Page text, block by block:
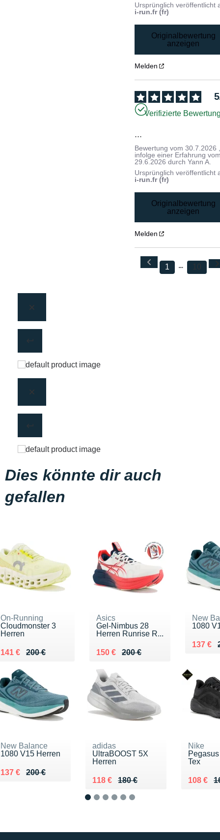
Ursprünglich veröffentlicht
i-run.fr (fr)
Originalbewertung
anzeigen
Melden
5
Verifizierte
...
Bewertung vom30.7.2026
infolge einer Erfahrung
29.6.2026 durchYann A.
Ursprünglich veröffentlicht
i-run.fr (fr)
Originalbewertung
anzeigen
Melden
1 10
Dies könnte dir auch
gefallen
On-Running
Cloudmonster 3
Herren
200 €
Au lieu de 200 €
141 €
Vendu 141 €
Asics
Gel-Nimbus 28
Herren Runrise R...
200 €
Au lieu de 200 €
150 €
Vendu 150 €
New
1080
Au lieu
137 €
Vendu
New Balance
1080 V15 Herren
200 €
Au lieu de 200 €
137 €
Vendu 137 €
adidas
UltraBOOST 5X
Herren
180 €
Au lieu de 180 €
118 €
Vendu 118 €
Nike
Tex
Au lieu
108 €
Vendu